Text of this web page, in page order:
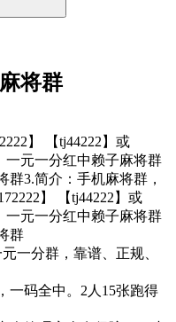
将群
】 【tj44222】或
一元一分红中赖子麻将群
群3.简介：手机麻将群，
】 【tj44222】或
一元一分红中赖子麻将群
群
一分群，靠谱、正规、
一码全中。2人15张跑得